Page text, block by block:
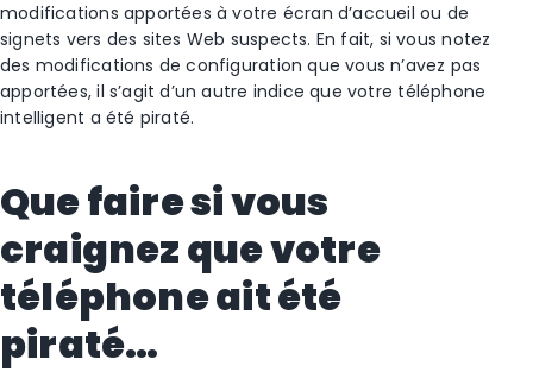
modifications apportées à votre écran d’accueil ou de
signets vers des sites Web suspects. En fait, si vous notez
des modifications de configuration que vous n’avez pas
apportées, il s’agit d’un autre indice que votre téléphone
intelligent a été piraté.
Que faire si vous
craignez que votre
téléphone ait été
piraté…